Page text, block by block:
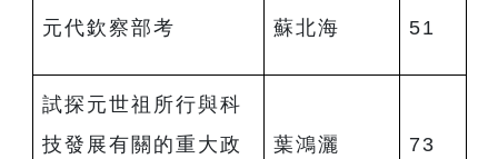
元代欽察部考 蘇北海 51
試探元世祖所行與科
技發展有關的重大政
葉鴻灑 73